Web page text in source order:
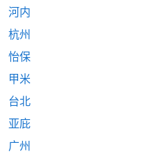
河内
杭州
怡保
甲米
台北
亚庇
广州